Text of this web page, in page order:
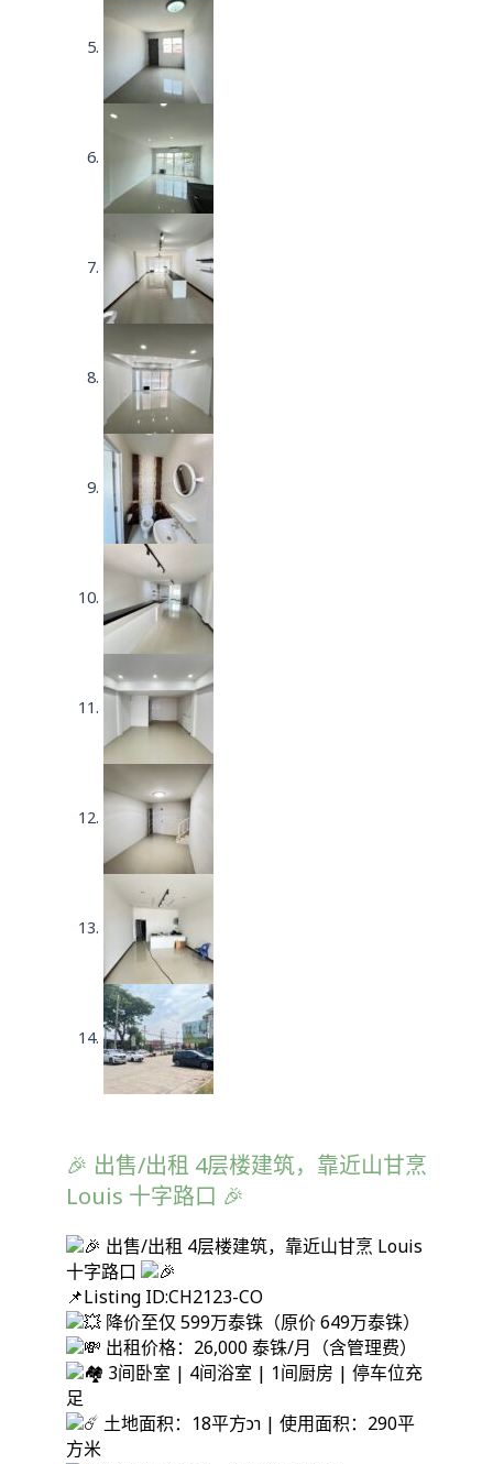
🎉 出售/出租 4层楼建筑，靠近山甘烹
Louis 十字路口 🎉
出售/出租 4层楼建筑，靠近山甘烹 Louis
十字路口
📌Listing ID:CH2123-CO
降价至仅 599万泰铢（原价 649万泰铢）
出租价格：26,000 泰铢/月（含管理费）
3间卧室 | 4间浴室 | 1间厨房 | 停车位充
足
土地面积：18平方วา | 使用面积：290平
方米